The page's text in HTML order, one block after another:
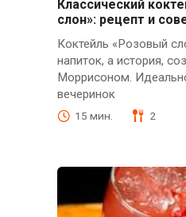
Классический
слон»: рецепт и
Коктейль «Розовый
напиток, а история,
Моррисоном.
вечеринок
15 мин. 2